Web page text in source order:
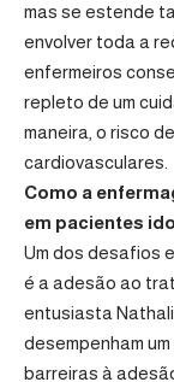
mas se estende
envolver toda a
enfermeiros
repleto de um
maneira, o risco
cardiovasculares.
Como a
em pacientes
Um dos desafios
é a adesão ao
entusiasta
desempenham
barreiras à